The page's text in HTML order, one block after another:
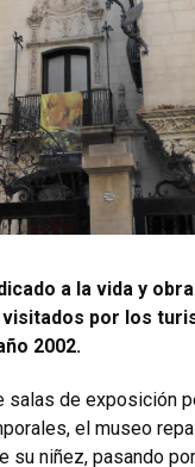
a la vida y
visitados por los
2002.
salas de exposición
el museo
su niñez, pasando